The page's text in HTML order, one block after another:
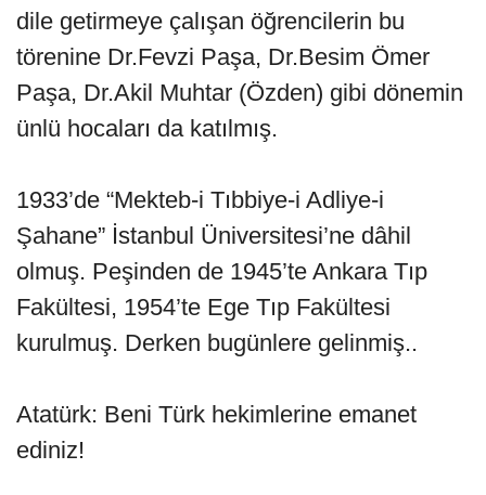
dile getirmeye çalışan öğrencilerin bu
törenine Dr.Fevzi Paşa, Dr.Besim Ömer
Paşa, Dr.Akil Muhtar (Özden) gibi dönemin
ünlü hocaları da katılmış.
1933’de “Mekteb-i Tıbbiye-i Adliye-i
Şahane” İstanbul Üniversitesi’ne dâhil
olmuş. Peşinden de 1945’te Ankara Tıp
Fakültesi, 1954’te Ege Tıp Fakültesi
kurulmuş. Derken bugünlere gelinmiş..
Atatürk: Beni Türk hekimlerine emanet
ediniz!